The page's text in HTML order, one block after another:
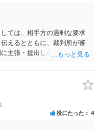
ては、相手方の過剰な要求
えるとともに、裁判所が審
主張・提出し尽くすという
ので、上記岡本先生がおっ
るのが良いかと思います。
役にたった 4